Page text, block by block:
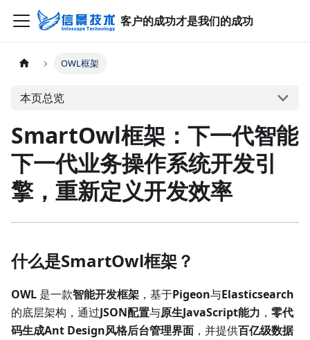
客户的成功才是我们的成功
OWL框架
本页总览
SmartOwl框架：下一代智能
下一代业务操作系统开发引
擎，重新定义开发效率
什么是SmartOwl框架？
OWL 是一款智能开发框架 ，基于Pigeon与Elasticsearch
的底层架构，通过JSON配置与原生JavaScript能力 ， 零代
码生成Ant Design风格后台管理界面 ，并提供百亿级数据